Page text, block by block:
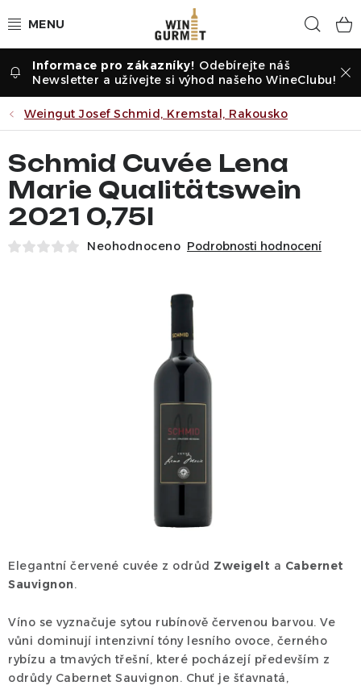
na
Vína dle druhu
Vína dle příležitosti
Dle vinařství
Vína dle země
Kontakty
Vinné zážitky
Odebírejte náš
Newsletter a užívejte si výhod našeho WineClubu!
Weingut Josef Schmid, Kremstal, Rakousko
Elegantní červené cuvée z odrůd Zweigelt a Cabernet
Sauvignon.
Víno se vyznačuje sytou rubínově červenou barvou. Ve
vůni dominují intenzivní tóny lesního ovoce, černého
rybízu a tmavých třešní, které pocházejí především z
odrůdy Cabernet Sauvignon. Chuť je šťavnatá,
Schmid Cuvée Lena
Marie Qualitätswein
2021 0,75l
Neohodnoceno Podrobnosti hodnocení